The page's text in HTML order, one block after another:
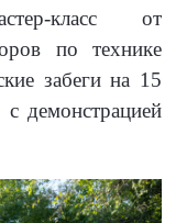
класс от
по технике
забеги на 15
демонстрацией